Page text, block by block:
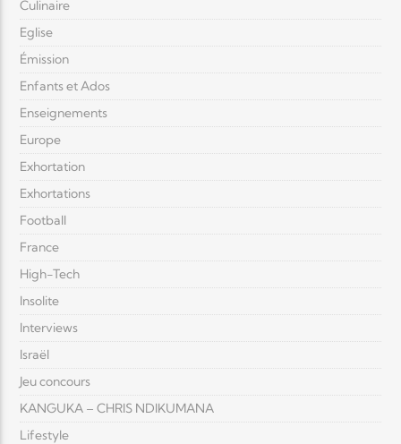
Culinaire
Eglise
Émission
Enfants et Ados
Enseignements
Europe
Exhortation
Exhortations
Football
France
High-Tech
Insolite
Interviews
Israël
Jeu concours
KANGUKA – CHRIS NDIKUMANA
Lifestyle